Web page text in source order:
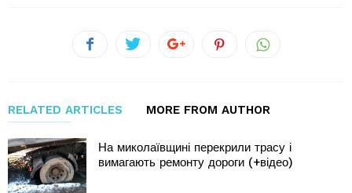
RELATED ARTICLES MORE FROM AUTHOR
На миколаївщині перекрили трасу і
вимагають ремонту дороги (+відео)